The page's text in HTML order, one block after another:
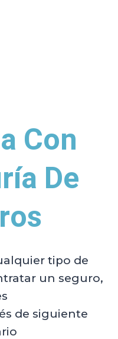
Con
De
tipo de
un seguro,
de siguiente